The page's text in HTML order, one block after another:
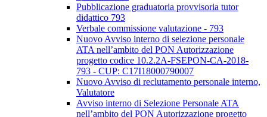
Pubblicazione graduatoria provvisoria tutor
didattico 793
Verbale commissione valutazione - 793
Nuovo Avviso interno di selezione personale
ATA nell’ambito del PON Autorizzazione
progetto codice 10.2.2A-FSEPON-CA-2018-
793 - CUP: C17I18000790007
Nuovo Avviso di reclutamento personale interno,
Valutatore
Avviso interno di Selezione Personale ATA
nell’ambito del PON Autorizzazione progetto